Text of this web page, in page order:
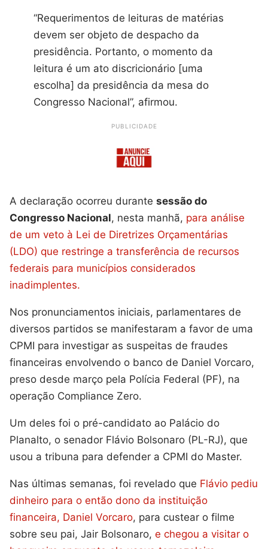
“Requerimentos de leituras de matérias
devem ser objeto de despacho da
presidência. Portanto, o momento da
leitura é um ato discricionário [uma
escolha] da presidência da mesa do
Congresso Nacional”, afirmou.
PUBLICIDADE
A declaração ocorreu durante sessão do
Congresso Nacional, nesta manhã, para análise
de um veto à Lei de Diretrizes Orçamentárias
(LDO) que restringe a transferência de recursos
federais para municípios considerados
inadimplentes.
Nos pronunciamentos iniciais, parlamentares de
diversos partidos se manifestaram a favor de uma
CPMI para investigar as suspeitas de fraudes
financeiras envolvendo o banco de Daniel Vorcaro,
preso desde março pela Polícia Federal (PF), na
operação Compliance Zero.
Um deles foi o pré-candidato ao Palácio do
Planalto, o senador Flávio Bolsonaro (PL-RJ), que
usou a tribuna para defender a CPMI do Master.
Nas últimas semanas, foi revelado que Flávio pediu
dinheiro para o então dono da instituição
financeira, Daniel Vorcaro, para custear o filme
sobre seu pai, Jair Bolsonaro, e chegou a visitar o